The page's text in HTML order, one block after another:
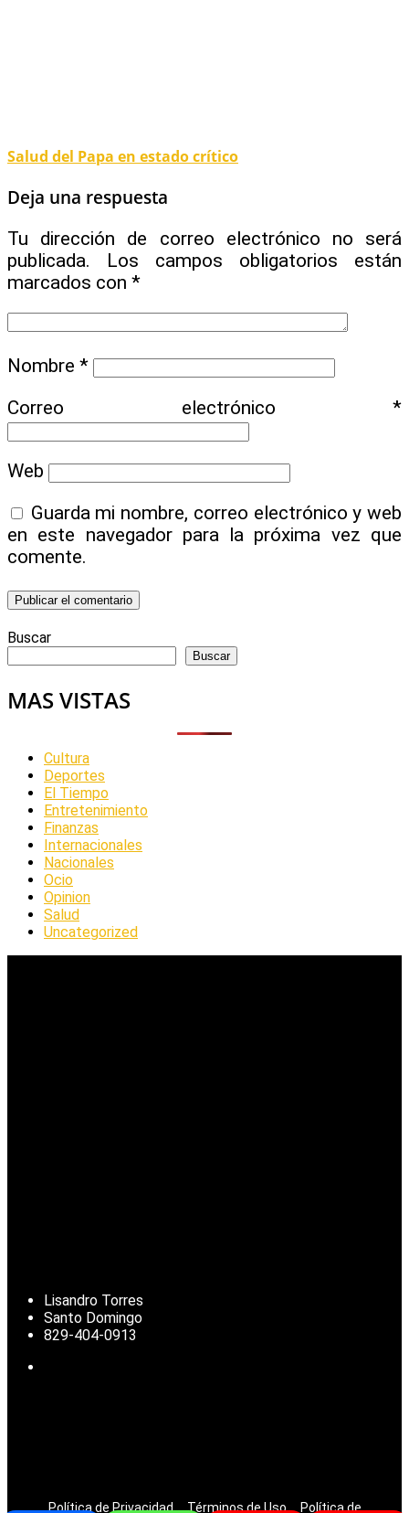
Salud del Papa en estado crítico
Deja una respuesta
Tu dirección de correo electrónico no será
publicada.
Los campos obligatorios están
marcados con *
Nombre *
Correo electrónico *
Web
Guarda mi nombre, correo electrónico y web
en este navegador para la próxima vez que
comente.
Buscar
Buscar
MAS VISTAS
Cultura
Deportes
El Tiempo
Entretenimiento
Finanzas
Internacionales
Nacionales
Ocio
Opinion
Salud
Uncategorized
Lisandro Torres
Santo Domingo
829-404-0913
Política de Privacidad Términos de Uso Política de